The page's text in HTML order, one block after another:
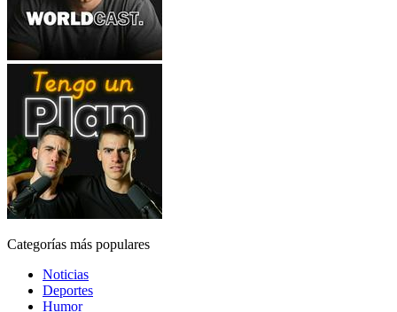
Categorías más populares
Noticias
Deportes
Humor